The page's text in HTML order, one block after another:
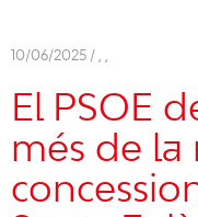
10/06/2025 / , ,
El PSOE
més de la